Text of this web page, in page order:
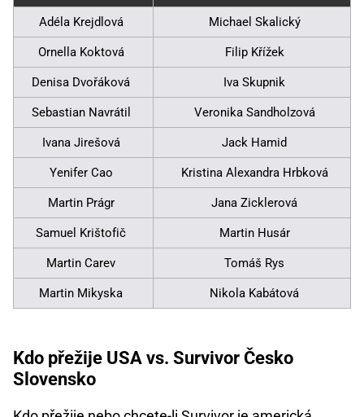
Adéla Krejdlová Michael Skalický
Ornella Koktová Filip Křížek
Denisa Dvořáková Iva Skupnik
Sebastian Navrátil Veronika Sandholzová
Ivana Jirešová Jack Hamid
Yenifer Cao Kristina Alexandra Hrbková
Martin Prágr Jana Zicklerová
Samuel Krištofič Martin Husár
Martin Carev Tomáš Rys
Martin Mikyska Nikola Kabátová
Kdo přežije USA vs. Survivor Česko
Slovensko